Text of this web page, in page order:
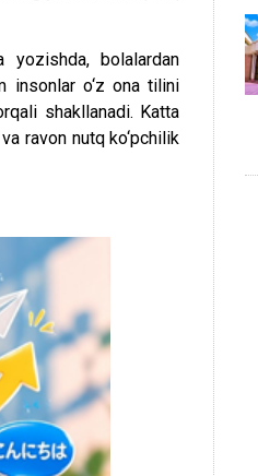
yozishda, bolalardan
insonlar o‘z ona tilini
shakllanadi. Katta
ravon nutq ko‘pchilik